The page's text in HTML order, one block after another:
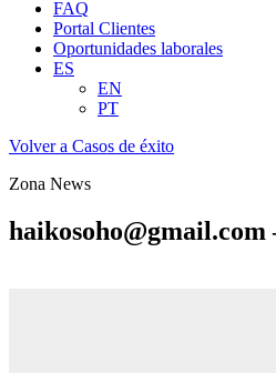
FAQ
Portal Clientes
Oportunidades laborales
ES
EN
PT
Volver a Casos de éxito
Zona News
haikosoho@gmail.com